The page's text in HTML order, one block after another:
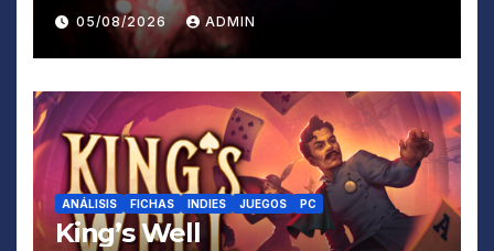
05/08/2026 ADMIN
ANÁLISIS FICHAS INDIES JUEGOS PC
King’s Well